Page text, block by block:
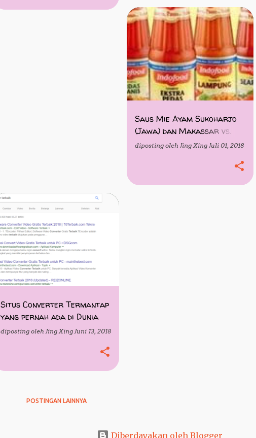
Saus Mie Ayam Sukoharjo
(Jawa) dan Makassar vs.
Saus Branded
diposting oleh Jing Xing Juli 01, 2018
MAKASSAR
Situs Converter Termantap
yang pernah ada di Dunia
diposting oleh Jing Xing Juni 13, 2018
ONLINE
POSTINGAN LAINNYA
Diberdayakan oleh Blogger